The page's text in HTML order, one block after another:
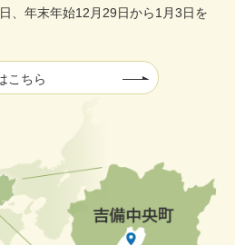
、年末年始12月29日から1月3日を
こちら